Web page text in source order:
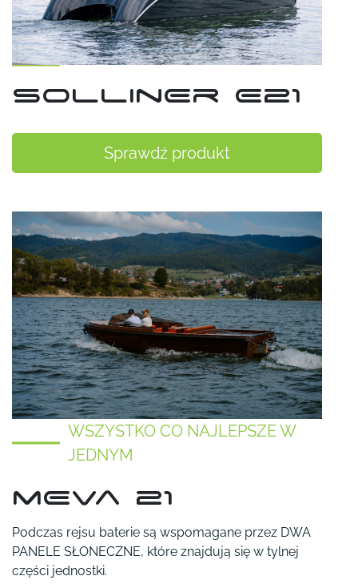
sollinEr E21
Sprawdź produkt
WSZYSTKO CO NAJLEPSZE W
JEDNYM
mEva 21
Podczas rejsu baterie są wspomagane przez DWA
PANELE SŁONECZNE, które znajdują się w tylnej
części jednostki.